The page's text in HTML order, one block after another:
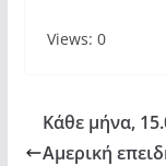
Views: 0
Κάθε μήνα,
Αμερική